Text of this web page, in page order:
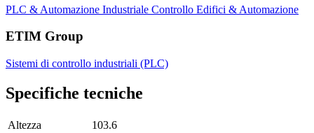
PLC & Automazione Industriale Controllo Edifici & Automazione
ETIM Group
Sistemi di controllo industriali (PLC)
Specifiche tecniche
Altezza
103.6